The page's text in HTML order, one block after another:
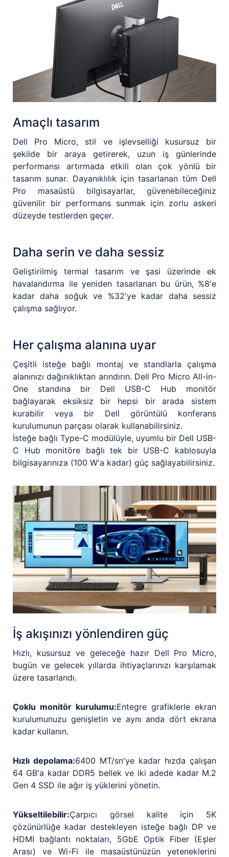
Amaçlı tasarım
Dell Pro Micro, stil ve işlevselliği kusursuz bir
şekilde bir araya getirerek, uzun iş günlerinde
performansı artırmada etkili olan çok yönlü bir
tasarım sunar. Dayanıklılık için tasarlanan tüm Dell
Pro masaüstü bilgisayarlar, güvenebileceğiniz
güvenilir bir performans sunmak için zorlu askeri
düzeyde testlerden geçer.
Daha serin ve daha sessiz
Geliştirilmiş termal tasarım ve şasi üzerinde ek
havalandırma ile yeniden tasarlanan bu ürün, %8'e
kadar daha soğuk ve %32'ye kadar daha sessiz
çalışma sağlıyor.
Her çalışma alanına uyar
Çeşitli isteğe bağlı montaj ve standlarla çalışma
alanınızı dağınıklıktan arındırın. Dell Pro Micro All-in-
One standına bir Dell USB-C Hub monitör
bağlayarak eksiksiz bir hepsi bir arada sistem
kurabilir veya bir Dell görüntülü konferans
kurulumunun parçası olarak kullanabilirsiniz.
İsteğe bağlı Type-C modülüyle, uyumlu bir Dell USB-
C Hub monitöre bağlı tek bir USB-C kablosuyla
bilgisayarınıza (100 W'a kadar) güç sağlayabilirsiniz.
İş akışınızı yönlendiren güç
Hızlı, kusursuz ve geleceğe hazır Dell Pro Micro,
bugün ve gelecek yıllarda ihtiyaçlarınızı karşılamak
üzere tasarlandı.
Çoklu monitör kurulumu:Entegre grafiklerle ekran
kurulumunuzu genişletin ve aynı anda dört ekrana
kadar kullanın.
Hızlı depolama:6400 MT/sn'ye kadar hızda çalışan
64 GB'a kadar DDR5 bellek ve iki adede kadar M.2
Gen 4 SSD ile ağır iş yüklerini yönetin.
Yükseltilebilir:Çarpıcı görsel kalite için 5K
çözünürlüğe kadar destekleyen isteğe bağlı DP ve
HDMI bağlantı noktaları, 5GbE Optik Fiber (Eşler
Arası) ve Wi-Fi ile masaüstünüzün yeteneklerini